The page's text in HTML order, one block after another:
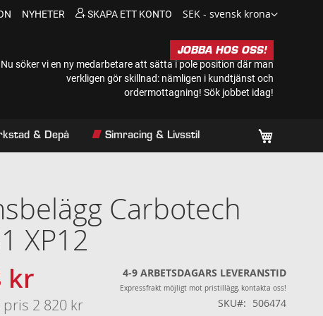
Valuta
SEK - svensk krona
NYHETER SKAPA ETT KONTO
JOBBA HOS OSS!
Nu söker vi en ny medarbetare att sätta i pole position där man
verkligen gör skillnad: nämligen i kundtjänst och
ordermottagning! Sök jobbet idag!
& Depå Simracing & Livsstil
Carbotech
XP12
2 820 kr
kr 4-9 ARBETSDAGARS LEVERANSTID
Expressfrakt möjligt mot pristillägg, kontakta oss!
SKU 506474